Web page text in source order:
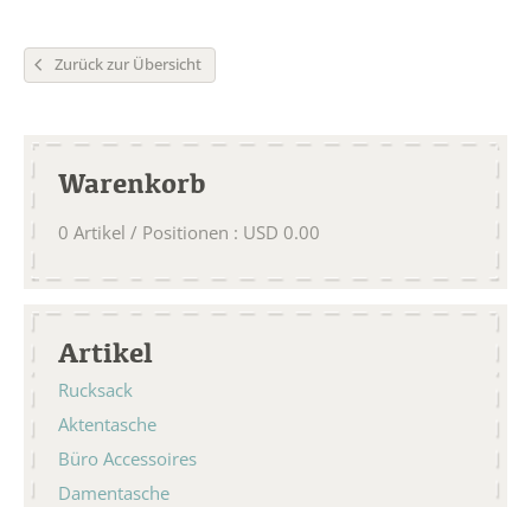
Zurück zur Übersicht
Warenkorb
0 Artikel / Positionen : USD 0.00
Artikel
Rucksack
Aktentasche
Büro Accessoires
Damentasche